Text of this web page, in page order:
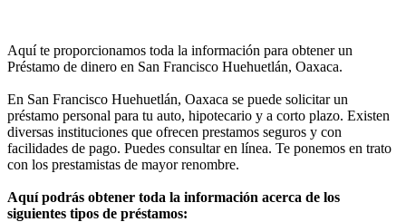
Aquí te proporcionamos toda la información para obtener un
Préstamo de dinero en San Francisco Huehuetlán, Oaxaca.
En San Francisco Huehuetlán, Oaxaca se puede solicitar un
préstamo personal para tu auto, hipotecario y a corto plazo. Existen
diversas instituciones que ofrecen prestamos seguros y con
facilidades de pago. Puedes consultar en línea. Te ponemos en trato
con los prestamistas de mayor renombre.
Aquí podrás obtener toda la información acerca de los
siguientes tipos de préstamos: